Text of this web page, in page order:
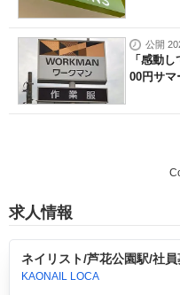
公開
「感動
00円サ
求人情報
ネイリスト/芦花公園駅/社
KAONAIL LOCA